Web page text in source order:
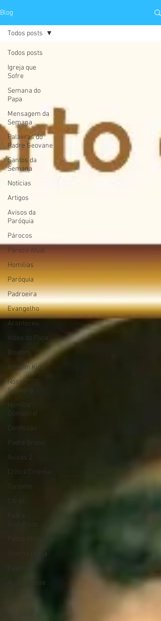
Blog
Todos posts
Igreja que
Sofre
Semana do
Papa
Mensagem da
Semana
Palavras do
Padre Geovane
Santos da
Semana
Notícias
Artigos
Avisos da
Paróquia
Párocos
Pároco Atual
Homilias
Paróquia
Padroeira
Evangelho
Aconteceu
Video do Papa
Boletim
Boletim Kids
Nossa
Senhora
Homilia
Dominical
Confissão
Padre Bruno
Avisos 2
Crítica Cinema
Turismo
Cifras
Padre
Godofredo
Padre Mottinha
Interno Igreja
Eventos
Arquidiocese
Todos posts